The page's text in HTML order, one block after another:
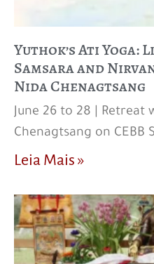
Yuthok’s Ati Yoga:
Samsara and
Nida Chenagtsang
June 26 to 28 | Retreat
Chenagtsang on CEBB
Leia Mais »